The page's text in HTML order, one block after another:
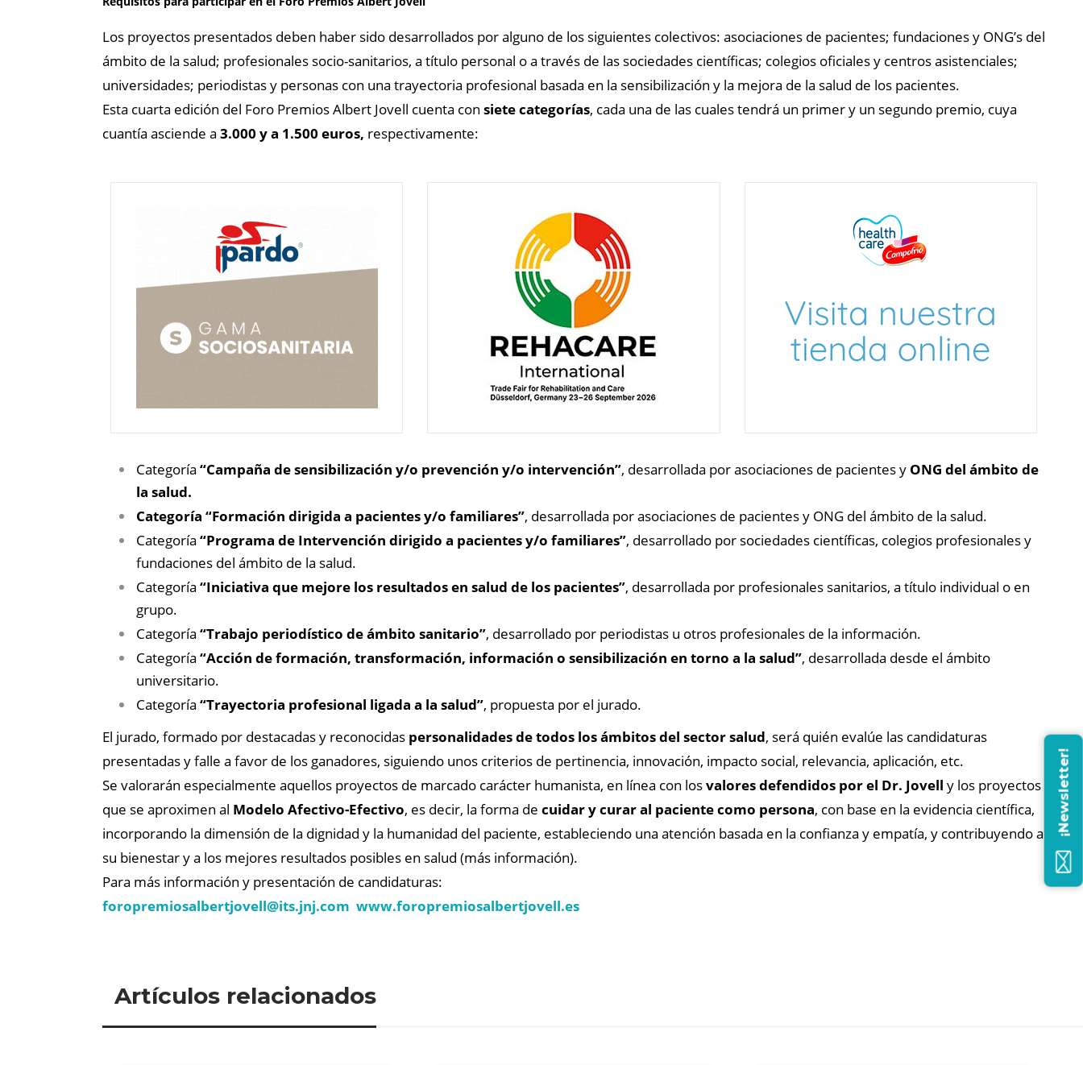
Los proyectos presentados deben haber sido desarrollados por alguno de los siguientes colectivos: asociaciones de pacientes; fundaciones y ONG’s del
ámbito de la salud; profesionales socio-sanitarios, a título personal o a través de las sociedades científicas; colegios oficiales y centros asistenciales;
universidades; periodistas y personas con una trayectoria profesional basada en la sensibilización y la mejora de la salud de los pacientes.
Esta cuarta edición del Foro Premios Albert Jovell cuenta con siete categorías, cada una de las cuales tendrá un primer y un segundo premio, cuya
cuantía asciende a 3.000 y a 1.500 euros, respectivamente:
Categoría “Campaña de sensibilización y/o prevención y/o intervención”, desarrollada por asociaciones de pacientes y ONG del ámbito de
la salud.
Categoría “Formación dirigida a pacientes y/o familiares”, desarrollada por asociaciones de pacientes y ONG del ámbito de la salud.
Categoría “Programa de Intervención dirigido a pacientes y/o familiares”, desarrollado por sociedades científicas, colegios profesionales y
fundaciones del ámbito de la salud.
Categoría “Iniciativa que mejore los resultados en salud de los pacientes”, desarrollada por profesionales sanitarios, a título individual o en
grupo.
Categoría “Trabajo periodístico de ámbito sanitario”, desarrollado por periodistas u otros profesionales de la información.
Categoría “Acción de formación, transformación, información o sensibilización en torno a la salud”, desarrollada desde el ámbito
universitario.
Categoría “Trayectoria profesional ligada a la salud”, propuesta por el jurado.
El jurado, formado por destacadas y reconocidas personalidades de todos los ámbitos del sector salud, será quién evalúe las candidaturas
presentadas y falle a favor de los ganadores, siguiendo unos criterios de pertinencia, innovación, impacto social, relevancia, aplicación, etc.
Se valorarán especialmente aquellos proyectos de marcado carácter humanista, en línea con losvalores defendidos por el Dr. Jovell y los proyectos
que se aproximen al Modelo Afectivo-Efectivo, es decir, la forma de cuidar y curar al paciente como persona, con base en la evidencia científica,
incorporando la dimensión de la dignidad y la humanidad del paciente, estableciendo una atención basada en la confianza y empatía, y contribuyendo a
su bienestar y a los mejores resultados posibles en salud (más información).
Para más información y presentación de candidaturas:
foropremiosalbertjovell@its.jnj.com www.foropremiosalbertjovell.es
Artículos relacionados
¡Newsletter!